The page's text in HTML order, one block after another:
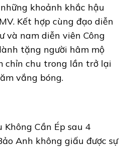
khoảnh khắc hậu
Kết hợp cùng đạo diễn
và nam diễn viên Công
tặng người hâm mộ
chỉn chu trong lần trở lại
vắng bóng.
Không Cần Ép sau 4
Anh không giấu được sự